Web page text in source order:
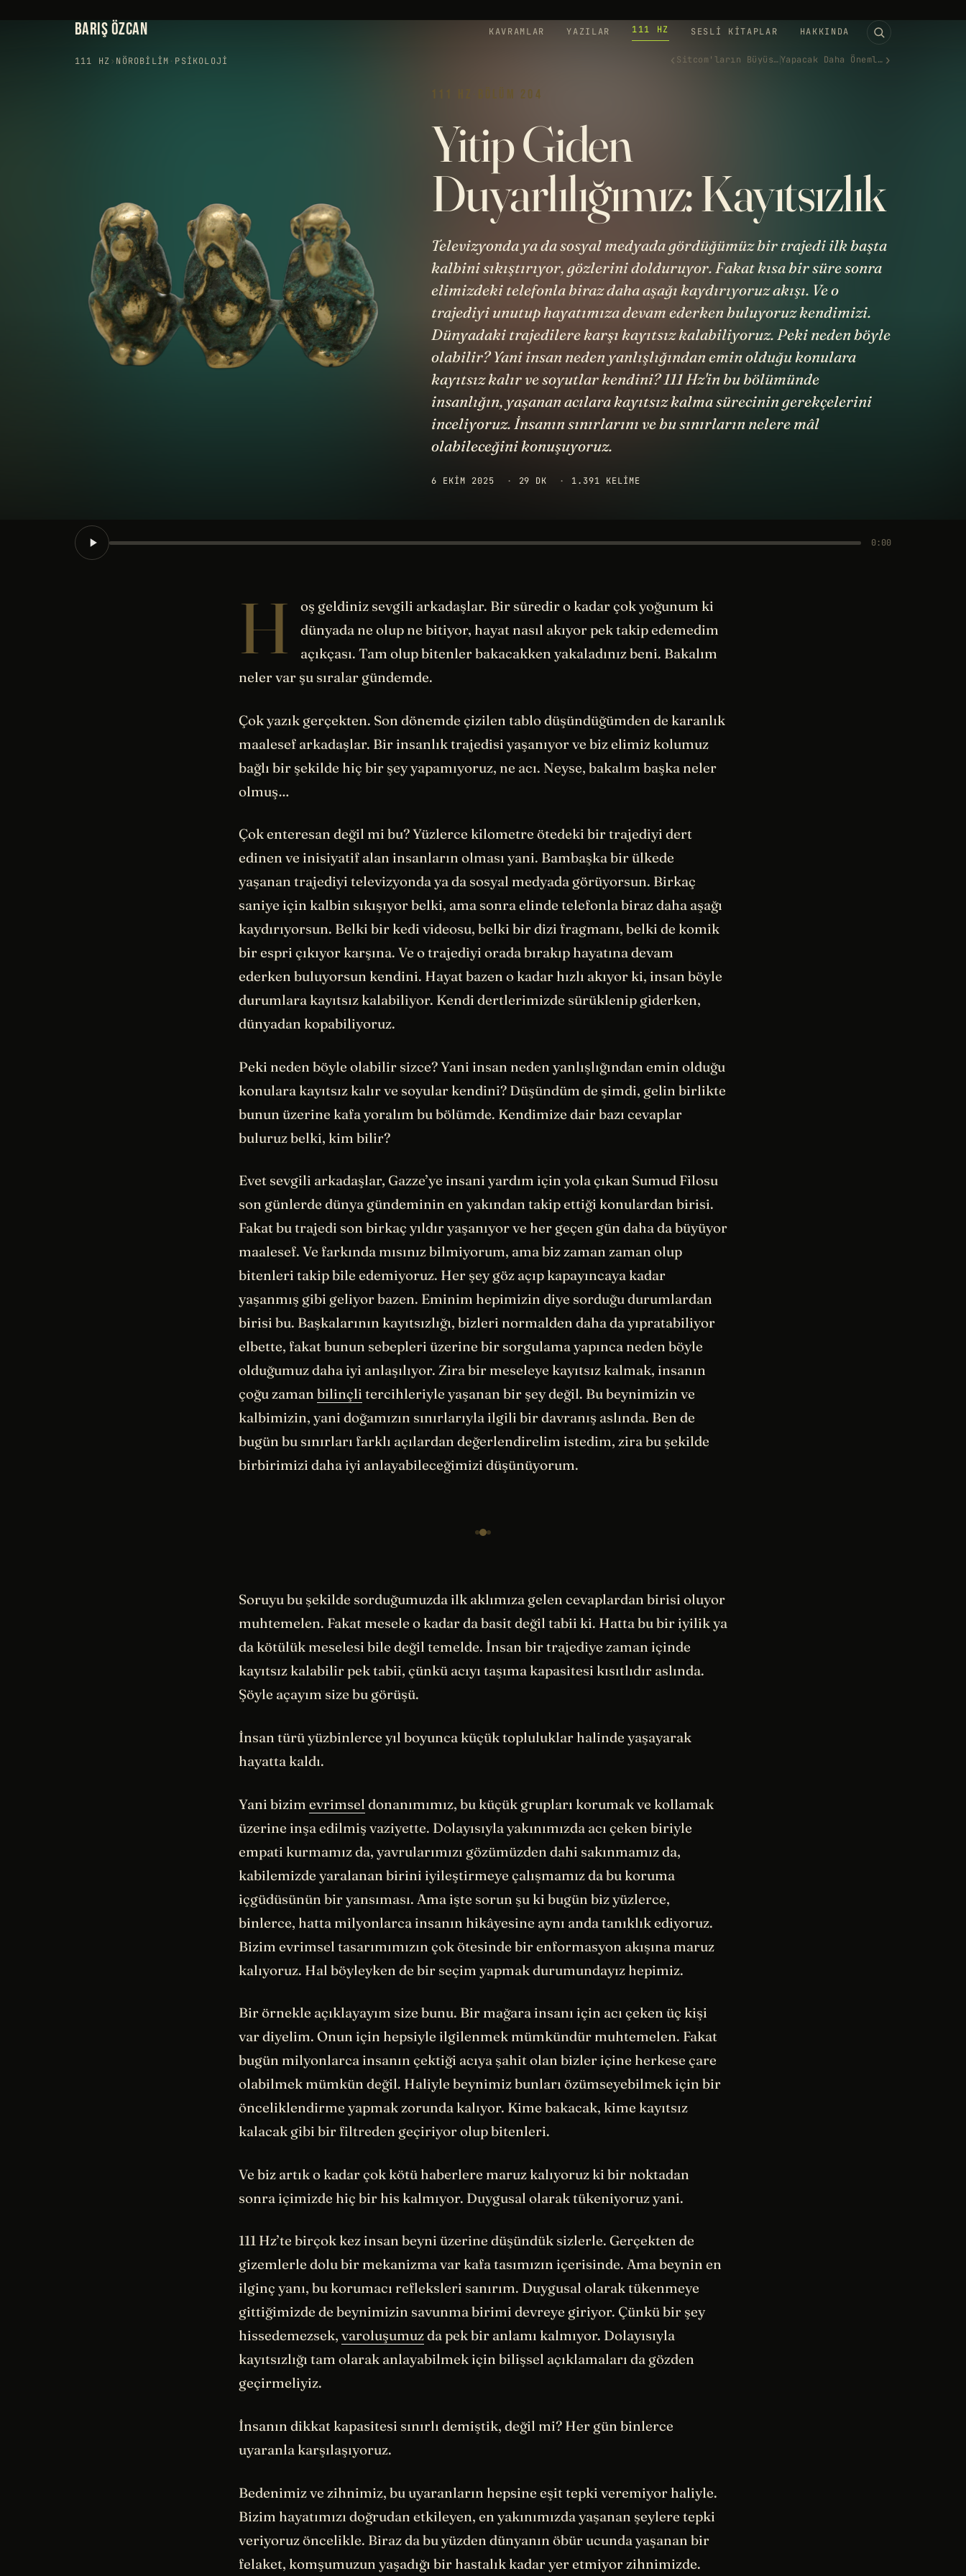
BARIŞ ÖZCAN KAVRAMLAR YAZILAR 111 HZ SESLI KITAPLAR HAKKINDA
111 HZ› NÖROBILIM · PSIKOLOJI ‹ Sitcom'ların Büyüsü: Neden Te… Yapacak Daha Önemli İşleri Ol… ›
111 HZ BÖLÜM 204
Yitip Giden
Duyarlılığımız: Kayıtsızlık
Televizyonda ya da sosyal medyada gördüğümüz bir trajedi ilk başta
kalbini sıkıştırıyor, gözlerini dolduruyor. Fakat kısa bir süre sonra
elimizdeki telefonla biraz daha aşağı kaydırıyoruz akışı. Ve o
trajediyi unutup hayatımıza devam ederken buluyoruz kendimizi.
Dünyadaki trajedilere karşı kayıtsız kalabiliyoruz. Peki neden böyle
olabilir? Yani insan neden yanlışlığından emin olduğu konulara
kayıtsız kalır ve soyutlar kendini? 111 Hz'in bu bölümünde
insanlığın, yaşanan acılara kayıtsız kalma sürecinin gerekçelerini
inceliyoruz. İnsanın sınırlarını ve bu sınırların nelere mâl
olabileceğini konuşuyoruz.
6 EKIM 2025 · 29 DK · 1.391 KELIME
0:00
H
oş geldiniz sevgili arkadaşlar. Bir süredir o kadar çok yoğunum ki
dünyada ne olup ne bitiyor, hayat nasıl akıyor pek takip edemedim
açıkçası. Tam olup bitenler bakacakken yakaladınız beni. Bakalım
neler var şu sıralar gündemde.
Çok yazık gerçekten. Son dönemde çizilen tablo düşündüğümden de karanlık
maalesef arkadaşlar. Bir insanlık trajedisi yaşanıyor ve biz elimiz kolumuz
bağlı bir şekilde hiç bir şey yapamıyoruz, ne acı. Neyse, bakalım başka neler
olmuş…
Çok enteresan değil mi bu? Yüzlerce kilometre ötedeki bir trajediyi dert
edinen ve inisiyatif alan insanların olması yani. Bambaşka bir ülkede
yaşanan trajediyi televizyonda ya da sosyal medyada görüyorsun. Birkaç
saniye için kalbin sıkışıyor belki, ama sonra elinde telefonla biraz daha aşağı
kaydırıyorsun. Belki bir kedi videosu, belki bir dizi fragmanı, belki de komik
bir espri çıkıyor karşına. Ve o trajediyi orada bırakıp hayatına devam
ederken buluyorsun kendini. Hayat bazen o kadar hızlı akıyor ki, insan böyle
durumlara kayıtsız kalabiliyor. Kendi dertlerimizde sürüklenip giderken,
dünyadan kopabiliyoruz.
Peki neden böyle olabilir sizce? Yani insan neden yanlışlığından emin olduğu
konulara kayıtsız kalır ve soyular kendini? Düşündüm de şimdi, gelin birlikte
bunun üzerine kafa yoralım bu bölümde. Kendimize dair bazı cevaplar
buluruz belki, kim bilir?
Evet sevgili arkadaşlar, Gazze’ye insani yardım için yola çıkan Sumud Filosu
son günlerde dünya gündeminin en yakından takip ettiği konulardan birisi.
Fakat bu trajedi son birkaç yıldır yaşanıyor ve her geçen gün daha da büyüyor
maalesef. Ve farkında mısınız bilmiyorum, ama biz zaman zaman olup
bitenleri takip bile edemiyoruz. Her şey göz açıp kapayıncaya kadar
yaşanmış gibi geliyor bazen. Eminim hepimizin diye sorduğu durumlardan
birisi bu. Başkalarının kayıtsızlığı, bizleri normalden daha da yıpratabiliyor
elbette, fakat bunun sebepleri üzerine bir sorgulama yapınca neden böyle
olduğumuz daha iyi anlaşılıyor. Zira bir meseleye kayıtsız kalmak, insanın
çoğu zaman bilinçli tercihleriyle yaşanan bir şey değil. Bu beynimizin ve
kalbimizin, yani doğamızın sınırlarıyla ilgili bir davranış aslında. Ben de
bugün bu sınırları farklı açılardan değerlendirelim istedim, zira bu şekilde
birbirimizi daha iyi anlayabileceğimizi düşünüyorum.
Soruyu bu şekilde sorduğumuzda ilk aklımıza gelen cevaplardan birisi oluyor
muhtemelen. Fakat mesele o kadar da basit değil tabii ki. Hatta bu bir iyilik ya
da kötülük meselesi bile değil temelde. İnsan bir trajediye zaman içinde
kayıtsız kalabilir pek tabii, çünkü acıyı taşıma kapasitesi kısıtlıdır aslında.
Şöyle açayım size bu görüşü.
İnsan türü yüzbinlerce yıl boyunca küçük topluluklar halinde yaşayarak
hayatta kaldı.
Yani bizim evrimsel donanımımız, bu küçük grupları korumak ve kollamak
üzerine inşa edilmiş vaziyette. Dolayısıyla yakınımızda acı çeken biriyle
empati kurmamız da, yavrularımızı gözümüzden dahi sakınmamız da,
kabilemizde yaralanan birini iyileştirmeye çalışmamız da bu koruma
içgüdüsünün bir yansıması. Ama işte sorun şu ki bugün biz yüzlerce,
binlerce, hatta milyonlarca insanın hikâyesine aynı anda tanıklık ediyoruz.
Bizim evrimsel tasarımımızın çok ötesinde bir enformasyon akışına maruz
kalıyoruz. Hal böyleyken de bir seçim yapmak durumundayız hepimiz.
Bir örnekle açıklayayım size bunu. Bir mağara insanı için acı çeken üç kişi
var diyelim. Onun için hepsiyle ilgilenmek mümkündür muhtemelen. Fakat
bugün milyonlarca insanın çektiği acıya şahit olan bizler içine herkese çare
olabilmek mümkün değil. Haliyle beynimiz bunları özümseyebilmek için bir
önceliklendirme yapmak zorunda kalıyor. Kime bakacak, kime kayıtsız
kalacak gibi bir filtreden geçiriyor olup bitenleri.
Ve biz artık o kadar çok kötü haberlere maruz kalıyoruz ki bir noktadan
sonra içimizde hiç bir his kalmıyor. Duygusal olarak tükeniyoruz yani.
111 Hz’te birçok kez insan beyni üzerine düşündük sizlerle. Gerçekten de
gizemlerle dolu bir mekanizma var kafa tasımızın içerisinde. Ama beynin en
ilginç yanı, bu korumacı refleksleri sanırım. Duygusal olarak tükenmeye
gittiğimizde de beynimizin savunma birimi devreye giriyor. Çünkü bir şey
hissedemezsek, varoluşumuzda pek bir anlamı kalmıyor. Dolayısıyla
kayıtsızlığı tam olarak anlayabilmek için bilişsel açıklamaları da gözden
geçirmeliyiz.
İnsanın dikkat kapasitesi sınırlı demiştik, değil mi? Her gün binlerce
uyaranla karşılaşıyoruz.
Bedenimiz ve zihnimiz, bu uyaranların hepsine eşit tepki veremiyor haliyle.
Bizim hayatımızı doğrudan etkileyen, en yakınımızda yaşanan şeylere tepki
veriyoruz öncelikle. Biraz da bu yüzden dünyanın öbür ucunda yaşanan bir
felaket, komşumuzun yaşadığı bir hastalık kadar yer etmiyor zihnimizde.